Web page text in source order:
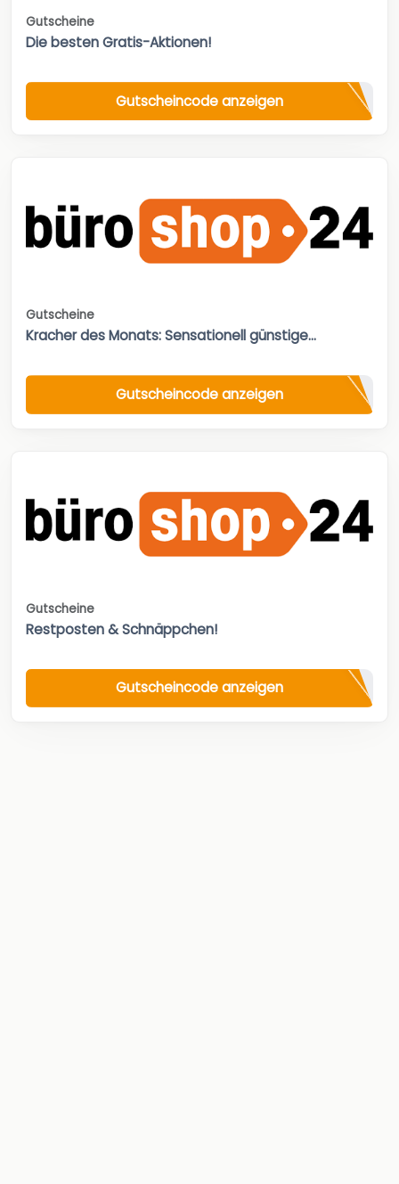
Gutscheine
Die besten Gratis-Aktionen!
Gutscheincode anzeigen
Gutscheine
Kracher des Monats: Sensationell günstige...
Gutscheincode anzeigen
Gutscheine
Restposten & Schnäppchen!
Gutscheincode anzeigen